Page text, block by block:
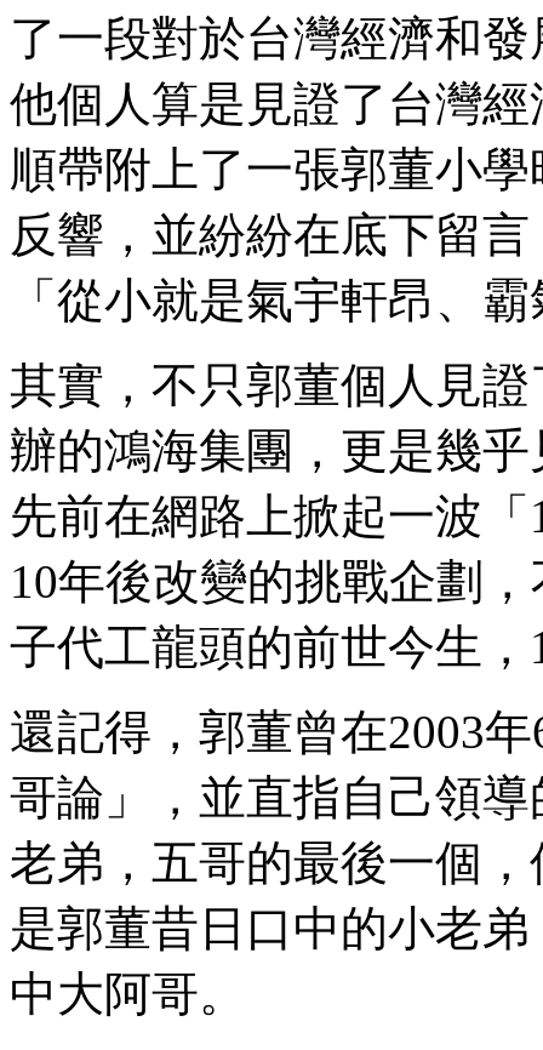
了一段對於台灣經濟和
他個人算是見證了台灣
順帶附上了一張郭董小
反響，並紛紛在底下留
「從小就是氣宇軒昂、
其實，不只郭董個人見
辦的鴻海集團，更是幾
先前在網路上掀起一波「
10年後改變的挑戰企劃
子代工龍頭的前世今生
還記得，郭董曾在2003
哥論」，並直指自己領
老弟，五哥的最後一個
是郭董昔日口中的小老
中大阿哥。